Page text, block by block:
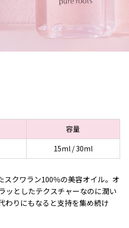
容量
15ml / 30ml
スクワラン100％の美容オイル。オ
ッとしたテクスチャーなのに潤い
わりにもなると支持を集め続け